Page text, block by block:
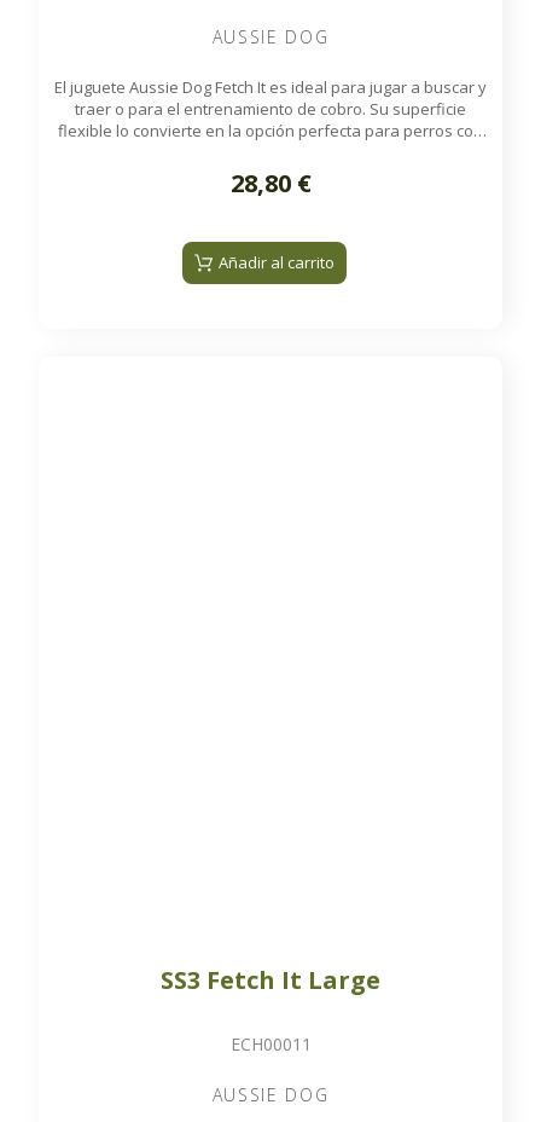
AUSSIE DOG
El juguete Aussie Dog Fetch It es ideal para jugar a buscar y
traer o para el entrenamiento de cobro. Su superficie
flexible lo convierte en la opción perfecta para perros con
contra incendios de alta resistencia, un material que no
retiene gérmenes ni bacterias.
28,80 €
Añadir al carrito
SS3 Fetch It Large
ECH00011
AUSSIE DOG